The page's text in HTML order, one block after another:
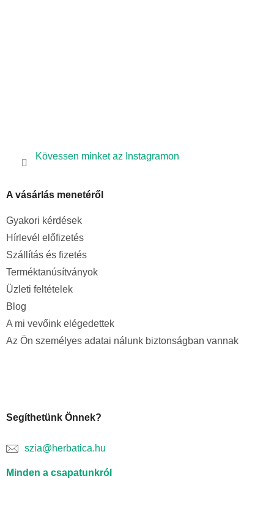
Kövessen minket az Instagramon
A vásárlás menetéről
Gyakori kérdések
Hírlevél előfizetés
Szállítás és fizetés
Terméktanúsítványok
Üzleti feltételek
Blog
A mi vevőink elégedettek
Az Ön személyes adatai nálunk biztonságban vannak
Segíthetünk Önnek?
szia@herbatica.hu
Minden a csapatunkról